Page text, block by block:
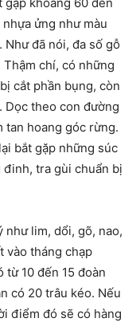
ửng như màu
Như đã nói, đa số gỗ
chí, có những
cắt phần bụng, còn
Dọc theo con đường
tan hoang góc rừng.
bắt gặp những súc
tra gùi chuẩn bị
như lim, dổi, gõ, nao,
vào tháng chạp
từ 10 đến 15 đoàn
có 20 trâu kéo. Nếu
điểm đó sẽ có hàng